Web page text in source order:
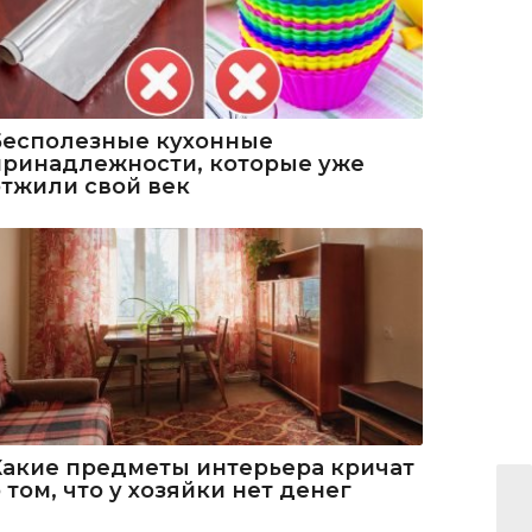
кухонные
которые уже
свой век
предметы интерьера кричат
том, что у хозяйки нет денег